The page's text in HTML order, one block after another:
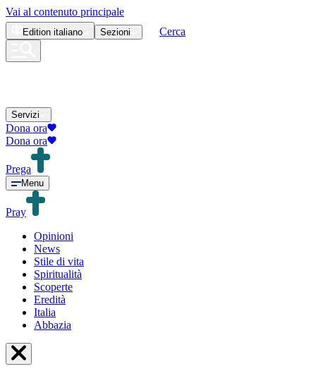
Vai al contenuto principale
Edition italiano Sezioni Cerca
Servizi
Dona ora
Dona ora
Prega
Menu
Pray
Opinioni
News
Stile di vita
Spiritualità
Scoperte
Eredità
Italia
Abbazia